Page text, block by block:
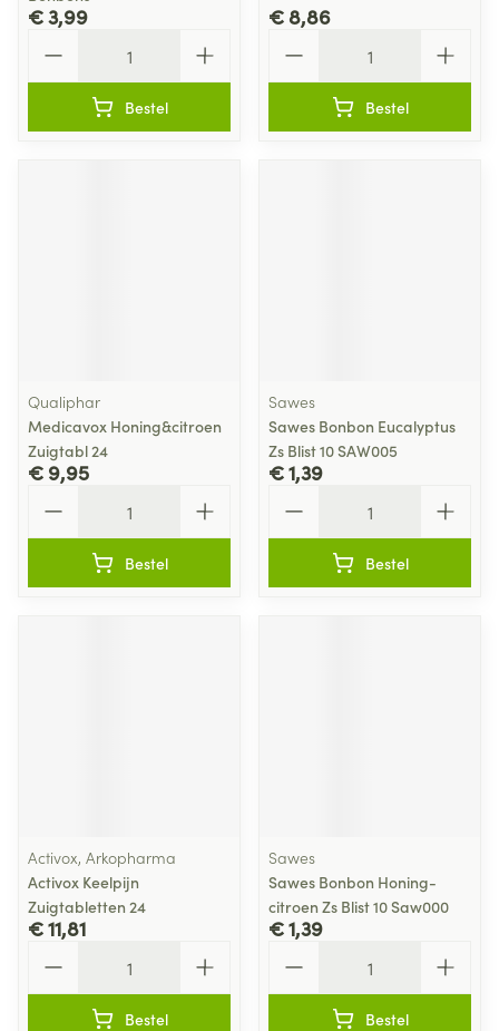
€ 3,99
Bestel
€ 8,86
Bestel
Qualiphar
Medicavox Honing&citroen
Zuigtabl 24
€ 9,95
Bestel
Sawes
Sawes Bonbon Eucalyptus
Zs Blist 10 SAW005
€ 1,39
Bestel
Activox, Arkopharma
Activox Keelpijn
Zuigtabletten 24
€ 11,81
Bestel
Sawes
Sawes Bonbon Honing-
citroen Zs Blist 10 Saw000
€ 1,39
Bestel